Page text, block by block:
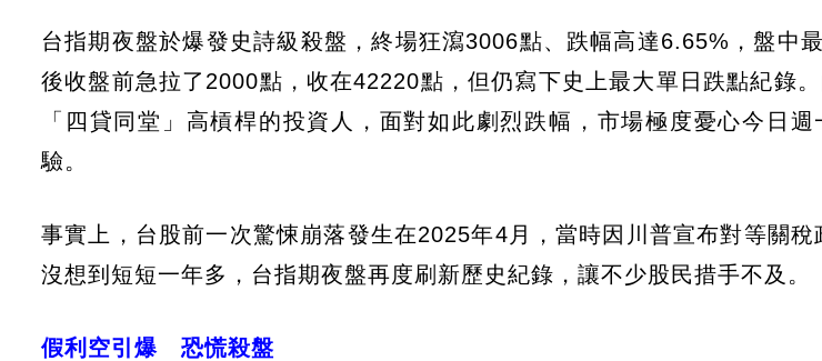
台指期夜盤於爆發史詩級殺盤，終場狂瀉3006點、跌幅高達6.65%，盤中
後收盤前急拉了2000點，收在42220點，但仍寫下史上最大單日跌點紀錄
「四貸同堂」高槓桿的投資人，面對如此劇烈跌幅，市場極度憂心今日
驗。
事實上，台股前一次驚悚崩落發生在2025年4月，當時因川普宣布對等關稅
沒想到短短一年多，台指期夜盤再度刷新歷史紀錄，讓不少股民措手不及。
假利空引爆 恐慌殺盤